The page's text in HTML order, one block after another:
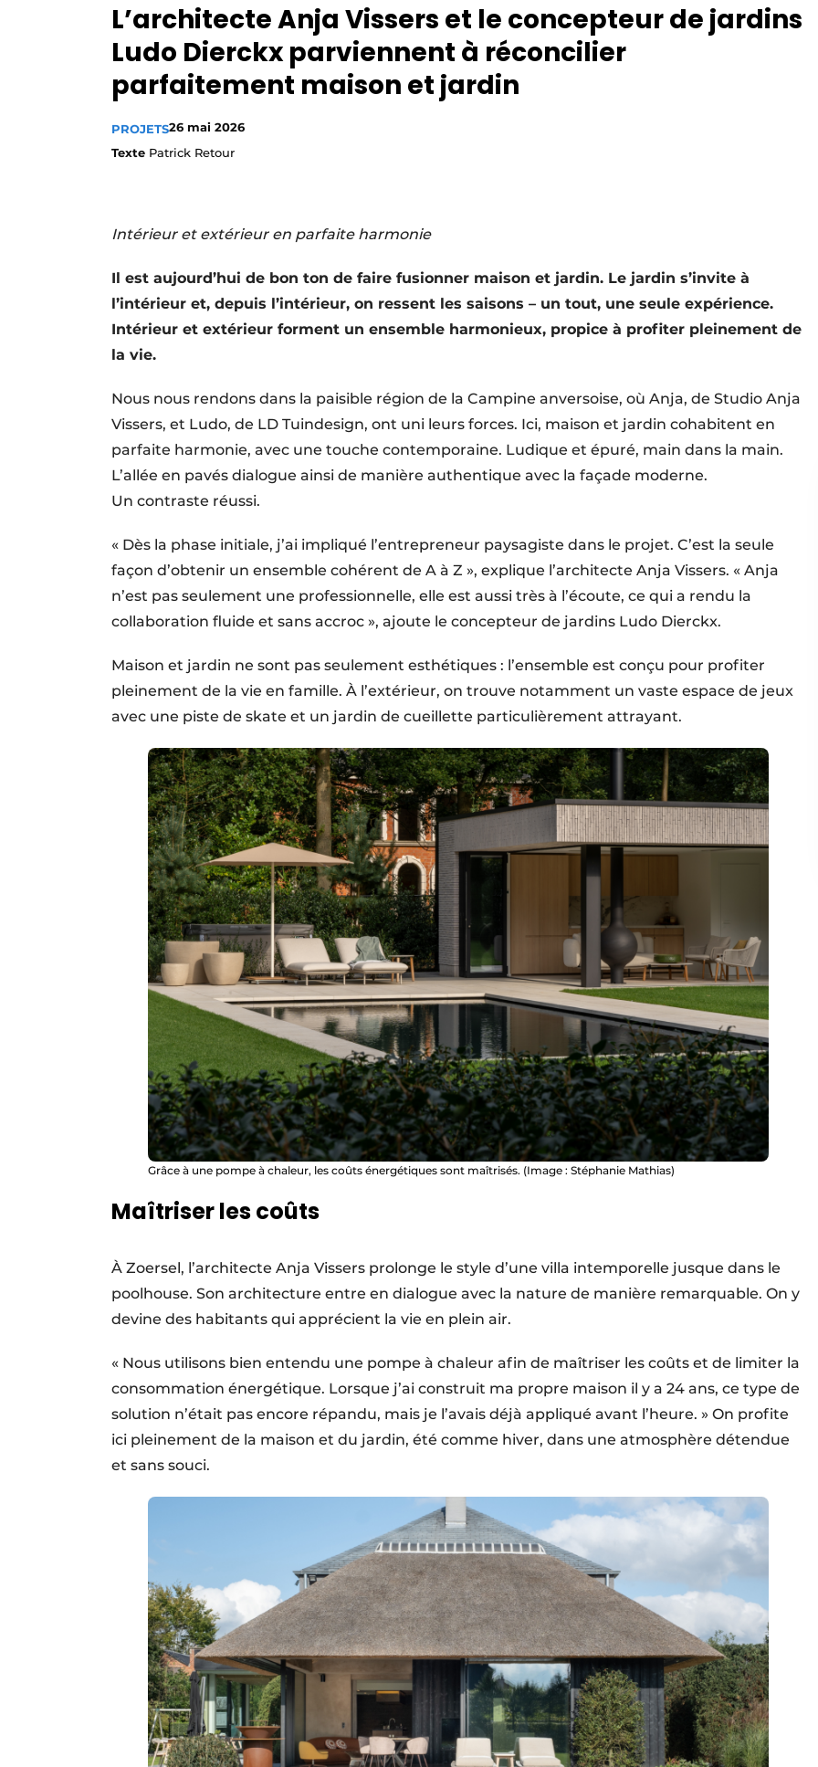
Privacy / Cookie statement
S’inscrire à l’événement
S’inscrire
Video’s
L’architecte Anja Vissers et le concepteur de jardins
Ludo Dierckx parviennent à réconcilier
parfaitement maison et jardin
PROJETS26 mai 2026
Texte Patrick Retour
Intérieur et extérieur en parfaite harmonie
Il est aujourd’hui de bon ton de faire fusionner maison et jardin. Le jardin s’invite à
l’intérieur et, depuis l’intérieur, on ressent les saisons – un tout, une seule expérience.
Intérieur et extérieur forment un ensemble harmonieux, propice à profiter pleinement de
la vie.
Nous nous rendons dans la paisible région de la Campine anversoise, où Anja, de Studio Anja
Vissers, et Ludo, de LD Tuindesign, ont uni leurs forces. Ici, maison et jardin cohabitent en
parfaite harmonie, avec une touche contemporaine. Ludique et épuré, main dans la main.
L’allée en pavés dialogue ainsi de manière authentique avec la façade moderne.
Un contraste réussi.
« Dès la phase initiale, j’ai impliqué l’entrepreneur paysagiste dans le projet. C’est la seule
façon d’obtenir un ensemble cohérent de A à Z », explique l’architecte Anja Vissers. « Anja
n’est pas seulement une professionnelle, elle est aussi très à l’écoute, ce qui a rendu la
collaboration fluide et sans accroc », ajoute le concepteur de jardins Ludo Dierckx.
Maison et jardin ne sont pas seulement esthétiques : l’ensemble est conçu pour profiter
pleinement de la vie en famille. À l’extérieur, on trouve notamment un vaste espace de jeux
avec une piste de skate et un jardin de cueillette particulièrement attrayant.
Grâce à une pompe à chaleur, les coûts énergétiques sont maîtrisés. (Image : Stéphanie Mathias)
Maîtriser les coûts
À Zoersel, l’architecte Anja Vissers prolonge le style d’une villa intemporelle jusque dans le
poolhouse. Son architecture entre en dialogue avec la nature de manière remarquable. On y
devine des habitants qui apprécient la vie en plein air.
« Nous utilisons bien entendu une pompe à chaleur afin de maîtriser les coûts et de limiter la
consommation énergétique. Lorsque j’ai construit ma propre maison il y a 24 ans, ce type de
solution n’était pas encore répandu, mais je l’avais déjà appliqué avant l’heure. » On profite
ici pleinement de la maison et du jardin, été comme hiver, dans une atmosphère détendue
et sans souci.